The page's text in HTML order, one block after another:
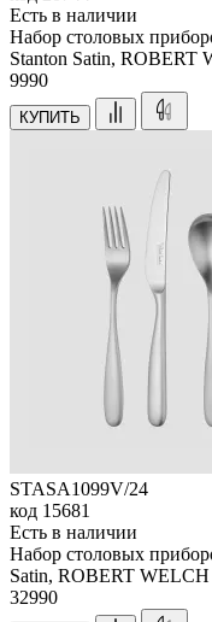
Есть в наличии
Набор столовых
Stanton Satin, ROBERT
9990
КУПИТЬ
STASA1099V/24
код 15681
Есть в наличии
Набор столовых
Satin, ROBERT WELCH
32990